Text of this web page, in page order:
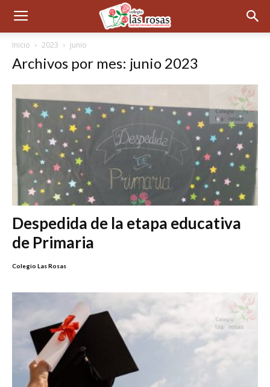
Inicio 2023 junio
Archivos por mes: junio 2023
Despedida de la etapa educativa
de Primaria
Colegio Las Rosas